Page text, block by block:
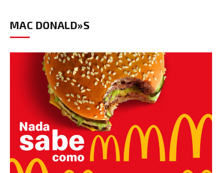
MAC DONALD»S